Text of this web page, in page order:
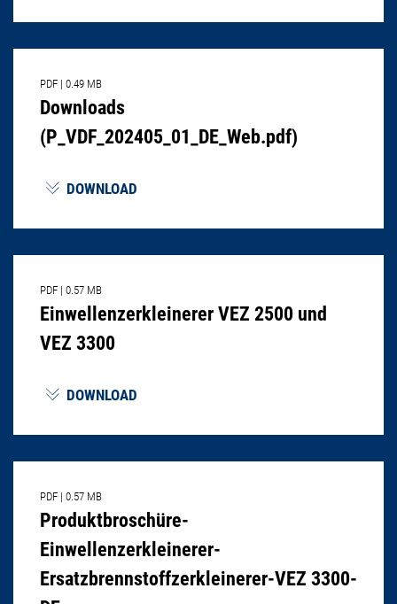
PDF | 0.49 MB
Downloads
(P_VDF_202405_01_DE_Web.pdf)
DOWNLOAD
PDF | 0.57 MB
Einwellenzerkleinerer VEZ 2500 und
VEZ 3300
DOWNLOAD
PDF | 0.57 MB
Produktbroschüre-
Einwellenzerkleinerer-
Ersatzbrennstoffzerkleinerer-VEZ 3300-